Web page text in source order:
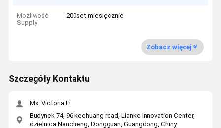
Możliwość
Supply
200set miesięcznie
Zobacz więcej
Szczegóły Kontaktu
Ms. Victoria Li
Budynek 74, 96 kechuang road, Lianke Innovation Center,
dzielnica Nancheng, Dongguan, Guangdong, Chiny.